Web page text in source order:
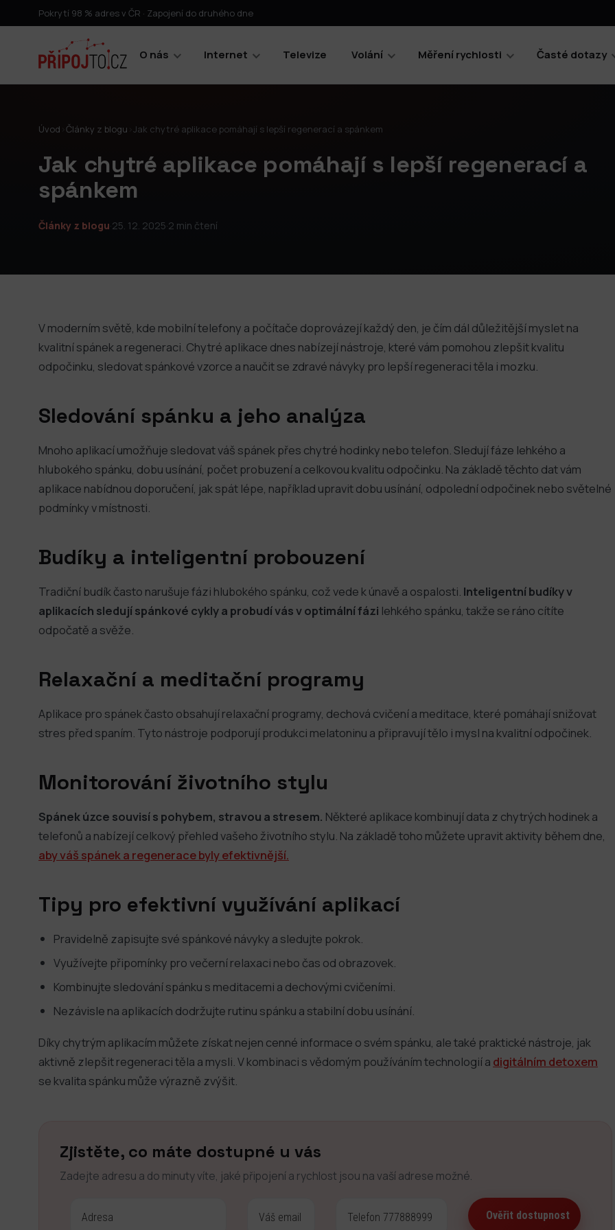
Pokrytí 98 % adres v ČR · Zapojení do druhého dne
O nás Internet Televize Volání Měření rychlosti Časté dotazy
Úvod Články z blogu Jak chytré aplikace pomáhají s lepší regenerací a spánkem
Jak chytré aplikace pomáhají s lepší regenerací a
spánkem
Články z blogu·25. 12. 2025·2 min čtení
V moderním světě, kde mobilní telefony a počítače doprovázejí každý den, je čím dál důležitější myslet na
kvalitní spánek a regeneraci. Chytré aplikace dnes nabízejí nástroje, které vám pomohou zlepšit kvalitu
odpočinku, sledovat spánkové vzorce a naučit se zdravé návyky pro lepší regeneraci těla i mozku.
Sledování spánku a jeho analýza
Mnoho aplikací umožňuje sledovat váš spánek přes chytré hodinky nebo telefon. Sledují fáze lehkého a
hlubokého spánku, dobu usínání, počet probuzení a celkovou kvalitu odpočinku. Na základě těchto dat vám
aplikace nabídnou doporučení, jak spát lépe, například upravit dobu usínání, odpolední odpočinek nebo světelné
podmínky v místnosti.
Budíky a inteligentní probouzení
Tradiční budík často narušuje fázi hlubokého spánku, což vede k únavě a ospalosti. Inteligentní budíky v
aplikacích sledují spánkové cykly a probudí vás v optimální fázi lehkého spánku, takže se ráno cítíte
odpočatě a svěže.
Relaxační a meditační programy
Aplikace pro spánek často obsahují relaxační programy, dechová cvičení a meditace, které pomáhají snižovat
stres před spaním. Tyto nástroje podporují produkci melatoninu a připravují tělo i mysl na kvalitní odpočinek.
Monitorování životního stylu
Spánek úzce souvisí s pohybem, stravou a stresem. Některé aplikace kombinují data z chytrých hodinek a
telefonů a nabízejí celkový přehled vašeho životního stylu. Na základě toho můžete upravit aktivity během dne,
aby váš spánek a regenerace byly efektivnější.
Tipy pro efektivní využívání aplikací
Pravidelně zapisujte své spánkové návyky a sledujte pokrok.
Využívejte připomínky pro večerní relaxaci nebo čas od obrazovek.
Kombinujte sledování spánku s meditacemi a dechovými cvičeními.
Nezávisle na aplikacích dodržujte rutinu spánku a stabilní dobu usínání.
Díky chytrým aplikacím můžete získat nejen cenné informace o svém spánku, ale také praktické nástroje, jak
aktivně zlepšit regeneraci těla a mysli. V kombinaci s vědomým používáním technologií a digitálním detoxem
se kvalita spánku může výrazně zvýšit.
Zjistěte, co máte dostupné u vás
Zadejte adresu a do minuty víte, jaké připojení a rychlost jsou na vaší adrese možné.